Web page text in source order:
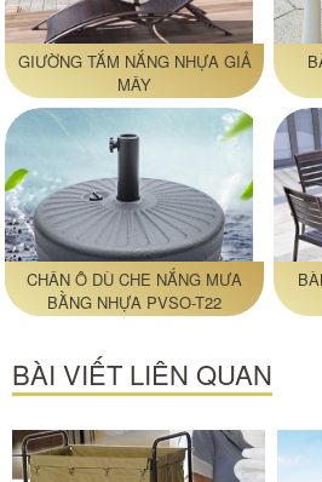
GIƯỜNG TẮM NẮNG NHỰA GIẢ
MÂY
CHÂN Ô DÙ CHE NẮNG MƯA
BẰNG NHỰA PVSO-T22
BÀI VIẾT LIÊN QUAN